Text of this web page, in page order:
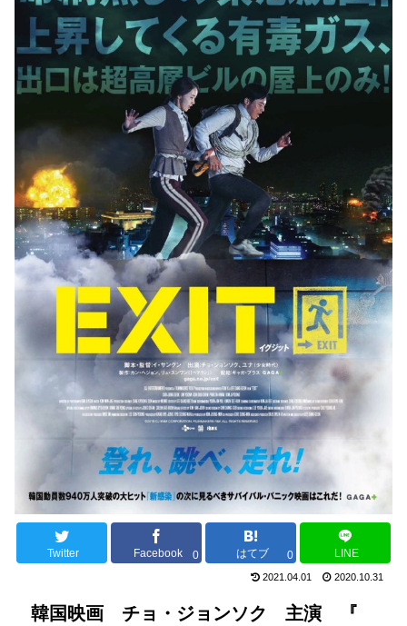
Twitter Facebook 0 はてブ 0 LINE
2021.04.01 2020.10.31
韓国映画 チョ ・ ジョンソク 主演 『